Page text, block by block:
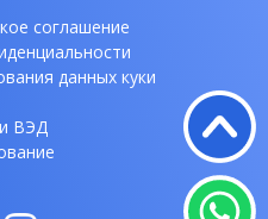
соглашение
данных куки
ВЭД